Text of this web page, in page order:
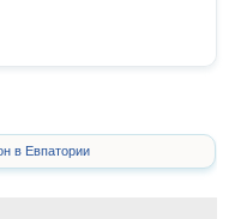
в Евпатории